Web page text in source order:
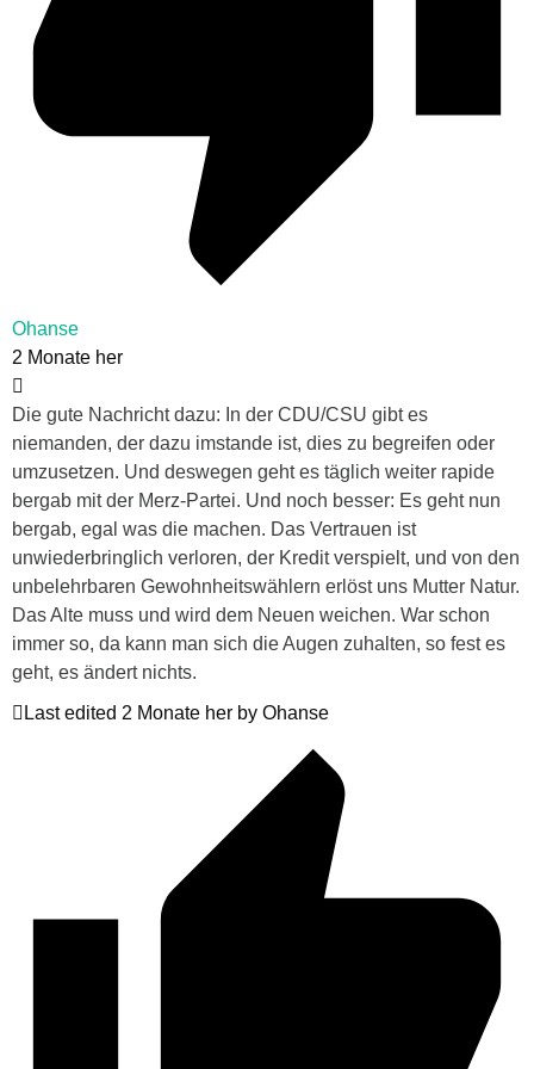
Ohanse
2 Monate her
Die gute Nachricht dazu: In der CDU/CSU gibt es
niemanden, der dazu imstande ist, dies zu begreifen oder
umzusetzen. Und deswegen geht es täglich weiter rapide
bergab mit der Merz-Partei. Und noch besser: Es geht nun
bergab, egal was die machen. Das Vertrauen ist
unwiederbringlich verloren, der Kredit verspielt, und von den
unbelehrbaren Gewohnheitswählern erlöst uns Mutter Natur.
Das Alte muss und wird dem Neuen weichen. War schon
immer so, da kann man sich die Augen zuhalten, so fest es
geht, es ändert nichts.
Last edited 2 Monate her by Ohanse